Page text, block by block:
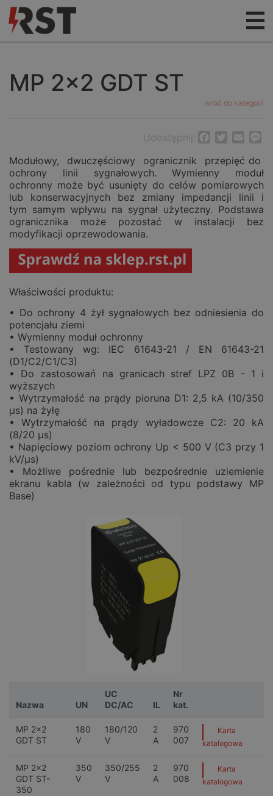
MP 2×2 GDT ST
wróć do kategorii
Udostępnij: Facebook
Twitter
Email
Modułowy, dwuczęściowy ogranicznik przepięć do
ochrony linii sygnałowych. Wymienny moduł
ochronny może być usunięty do celów pomiarowych
lub konserwacyjnych bez zmiany impedancji linii i
tym samym wpływu na sygnał użyteczny. Podstawa
ogranicznika może pozostać w instalacji bez
modyfikacji oprzewodowania.
Właściwości produktu:
• Do ochrony 4 żył sygnałowych bez odniesienia do
potencjału ziemi
• Wymienny moduł ochronny
• Testowany wg: IEC 61643-21 / EN 61643-21
(D1/C2/C1/C3)
• Do zastosowań na granicach stref LPZ 0B - 1 i
wyższych
• Wytrzymałość na prądy pioruna D1: 2,5 kA (10/350
µs) na żyłę
• Wytrzymałość na prądy wyładowcze C2: 20 kA
(8/20 µs)
• Napięciowy poziom ochrony Up < 500 V (C3 przy 1
kV/µs)
• Możliwe pośrednie lub bezpośrednie uziemienie
ekranu kabla (w zależności od typu podstawy MP
Base)
Nazwa UN
UC
DC/AC
IL
Nr
kat.
MP 2x2
GDT ST
180
V
180/120
V
2
A
970
007
Karta
katalogowa
MP 2x2
GDT ST-
350
350
V
350/255
V
2
A
970
008
Karta
katalogowa